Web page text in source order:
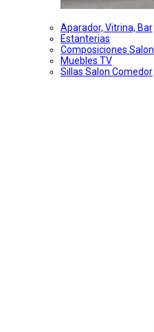
Aparador, Vitrina, Bar
Estanterias
Composiciones Salon
Muebles TV
Sillas Salon Comedor